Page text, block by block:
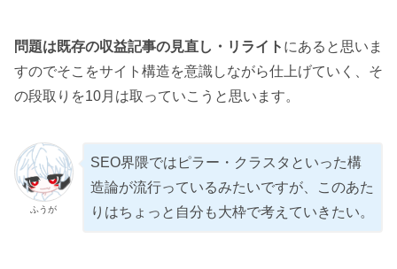
問題は既存の収益記事の見直し・リライト にあると思いま
すのでそこをサイト構造を意識しながら仕上げていく、そ
の段取りを10月は取っていこうと思います。
ふうが
SEO界隈ではピラー・クラスタといった構
造論が流行っているみたいですが、このあた
りはちょっと自分も大枠で考えていきたい。